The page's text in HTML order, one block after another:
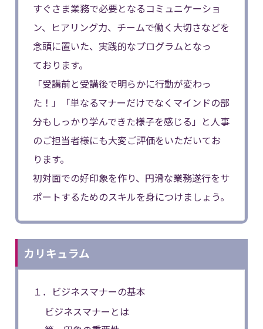
すぐさま業務で必要となるコミュニケーショ
ン、ヒアリング力、チームで働く大切さなどを
念頭に置いた、実践的なプログラムとなっ
ております。
「受講前と受講後で明らかに行動が変わっ
た！」「単なるマナーだけでなくマインドの部
分もしっかり学んできた様子を感じる」と人事
のご担当者様にも大変ご評価をいただいてお
ります。
初対面での好印象を作り、円滑な業務遂行をサ
ポートするためのスキルを身につけましょう。
カリキュラム
１．ビジネスマナーの基本
ビジネスマナーとは